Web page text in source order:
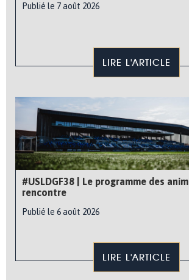
Publié le 7 août 2026
LIRE L'ARTICLE
#USLDGF38 | Le programme des
rencontre
Publié le 6 août 2026
LIRE L'ARTICLE